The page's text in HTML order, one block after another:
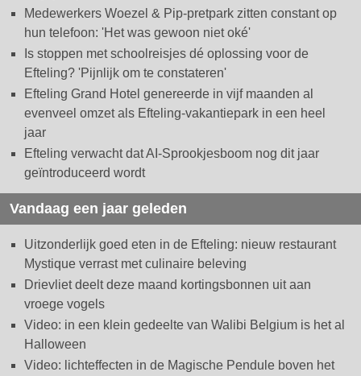
Medewerkers Woezel & Pip-pretpark zitten constant op
hun telefoon: 'Het was gewoon niet oké'
Is stoppen met schoolreisjes dé oplossing voor de
Efteling? 'Pijnlijk om te constateren'
Efteling Grand Hotel genereerde in vijf maanden al
evenveel omzet als Efteling-vakantiepark in een heel
jaar
Efteling verwacht dat AI-Sprookjesboom nog dit jaar
geïntroduceerd wordt
Vandaag een jaar geleden
Uitzonderlijk goed eten in de Efteling: nieuw restaurant
Mystique verrast met culinaire beleving
Drievliet deelt deze maand kortingsbonnen uit aan
vroege vogels
Video: in een klein gedeelte van Walibi Belgium is het al
Halloween
Video: lichteffecten in de Magische Pendule boven het